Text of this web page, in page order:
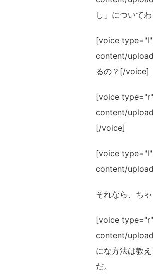
し」について
[voice
content/
るの？[/voice]
[voice
content/
[/voice]
[voice
content/
それなら、ち
[voice
content/
にな方法は教
だ。